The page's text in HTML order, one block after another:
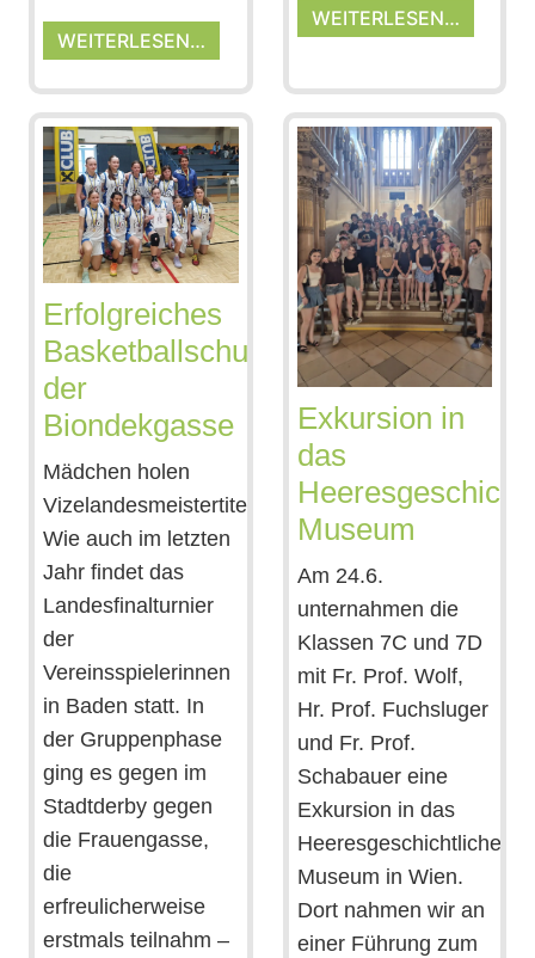
WEITERLESEN…
WEITERLESEN…
Erfolgreiches
Basketballschuljahr
der
Biondekgasse
Mädchen holen
Vizelandesmeistertitel
Wie auch im letzten
Jahr findet das
Landesfinalturnier
der
Vereinsspielerinnen
in Baden statt. In
der Gruppenphase
ging es gegen im
Stadtderby gegen
die Frauengasse,
die
erfreulicherweise
erstmals teilnahm –
Exkursion in
das
Museum
Am 24.6.
unternahmen die
Klassen 7C und 7D
mit Fr. Prof. Wolf,
Hr. Prof. Fuchsluger
und Fr. Prof.
Schabauer eine
Exkursion in das
Heeresgeschichtliche
Museum in Wien.
Dort nahmen wir an
einer Führung zum